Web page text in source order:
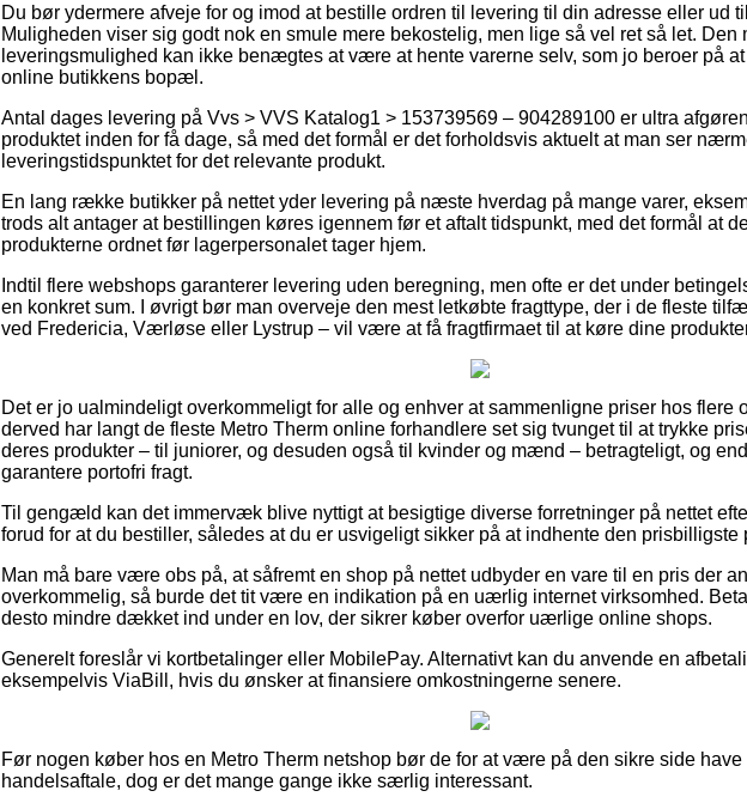
Du bør ydermere afveje for og imod at bestille ordren til levering til din adresse eller ud
Muligheden viser sig godt nok en smule mere bekostelig, men lige så vel ret så let. Den
leveringsmulighed kan ikke benægtes at være at hente varerne selv, som jo beroer på
online butikkens bopæl.
Antal dages levering på Vvs > VVS Katalog1 > 153739569 – 904289100 er ultra
produktet inden for få dage, så med det formål er det forholdsvis aktuelt at man ser
leveringstidspunktet for det relevante produkt.
En lang række butikker på nettet yder levering på næste hverdag på mange varer,
trods alt antager at bestillingen køres igennem før et aftalt tidspunkt, med det formål at
produkterne ordnet før lagerpersonalet tager hjem.
Indtil flere webshops garanterer levering uden beregning, men ofte er det under
en konkret sum. I øvrigt bør man overveje den mest letkøbte fragttype, der i de fleste
ved Fredericia, Værløse eller Lystrup – vil være at få fragtfirmaet til at køre dine
Det er jo ualmindeligt overkommeligt for alle og enhver at sammenligne priser hos flere
derved har langt de fleste Metro Therm online forhandlere set sig tvunget til at trykke
deres produkter – til juniorer, og desuden også til kvinder og mænd – betragteligt, og
garantere portofri fragt.
Til gengæld kan det immervæk blive nyttigt at besigtige diverse forretninger på nettet
forud for at du bestiller, således at du er usvigeligt sikker på at indhente den prisbilligste
Man må bare være obs på, at såfremt en shop på nettet udbyder en vare til en pris der
overkommelig, så burde det tit være en indikation på en uærlig internet virksomhed.
desto mindre dækket ind under en lov, der sikrer køber overfor uærlige online shops.
Generelt foreslår vi kortbetalinger eller MobilePay. Alternativt kan du anvende en
eksempelvis ViaBill, hvis du ønsker at finansiere omkostningerne senere.
Før nogen køber hos en Metro Therm netshop bør de for at være på den sikre side
handelsaftale, dog er det mange gange ikke særlig interessant.